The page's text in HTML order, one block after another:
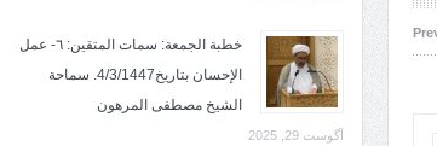
خطبة الجمعة: سمات المتقين: ٦- عمل
الإحسان بتاريخ4/3/1447. سماحة
الشيخ مصطفى المرهون
آگوست 29, 2025